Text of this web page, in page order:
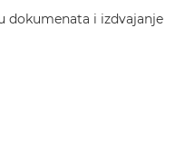
dokumenata i izdvajanje